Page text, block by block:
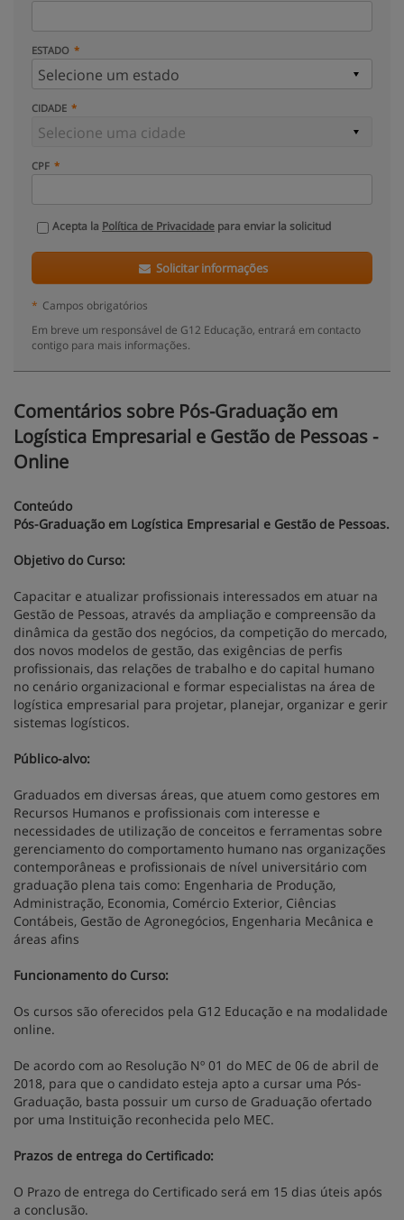
ESTADO
CIDADE
CPF
Acepta la Política de Privacidade para enviar la solicitud
Solicitar informações
* Campos obrigatórios
Em breve um responsável de G12 Educação, entrará em contacto
contigo para mais informações.
Comentários sobre Pós-Graduação em
Logística Empresarial e Gestão de Pessoas -
Online
Conteúdo
Pós-Graduação em Logística Empresarial e Gestão de Pessoas.
Objetivo do Curso:
Capacitar e atualizar profissionais interessados em atuar na
Gestão de Pessoas, através da ampliação e compreensão da
dinâmica da gestão dos negócios, da competição do mercado,
dos novos modelos de gestão, das exigências de perfis
profissionais, das relações de trabalho e do capital humano
no cenário organizacional e formar especialistas na área de
logística empresarial para projetar, planejar, organizar e gerir
sistemas logísticos.
Público-alvo:
Graduados em diversas áreas, que atuem como gestores em
Recursos Humanos e profissionais com interesse e
necessidades de utilização de conceitos e ferramentas sobre
gerenciamento do comportamento humano nas organizações
contemporâneas e profissionais de nível universitário com
graduação plena tais como: Engenharia de Produção,
Administração, Economia, Comércio Exterior, Ciências
Contábeis, Gestão de Agronegócios, Engenharia Mecânica e
áreas afins
Funcionamento do Curso:
Os cursos são oferecidos pela G12 Educação e na modalidade
online.
De acordo com ao Resolução Nº 01 do MEC de 06 de abril de
2018, para que o candidato esteja apto a cursar uma Pós-
Graduação, basta possuir um curso de Graduação ofertado
por uma Instituição reconhecida pelo MEC.
Prazos de entrega do Certificado:
O Prazo de entrega do Certificado será em 15 dias úteis após
a conclusão.